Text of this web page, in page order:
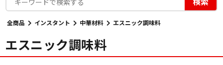
全商品 インスタント 中華材料 エスニック調味料
エスニック調味料